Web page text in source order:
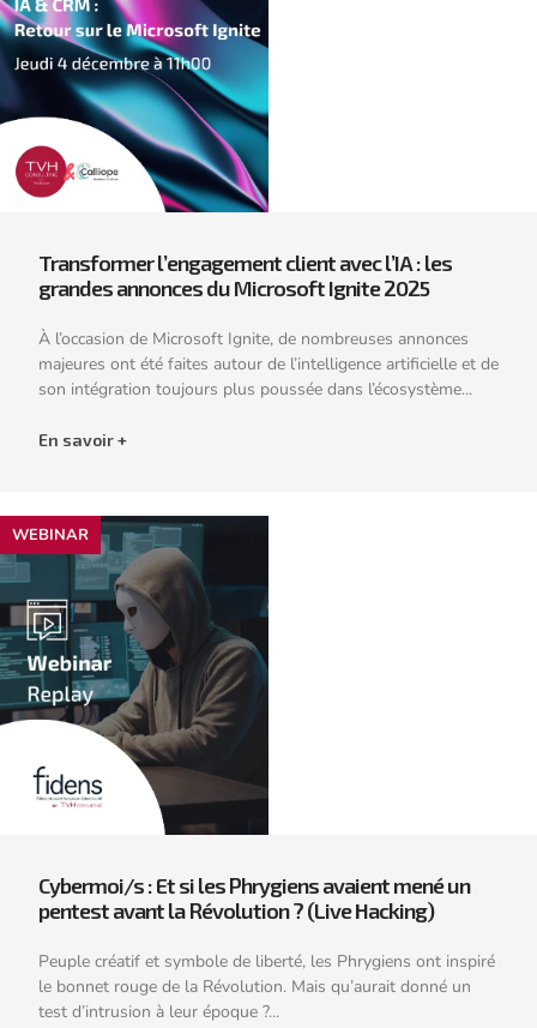
Transformer l’engagement client avec l’IA : les
grandes annonces du Microsoft Ignite 2025
À l’occasion de Microsoft Ignite, de nombreuses annonces
majeures ont été faites autour de l’intelligence artificielle et de
son intégration toujours plus poussée dans l’écosystème...
En savoir +
WEBINAR
Cybermoi/s : Et si les Phrygiens avaient mené un
pentest avant la Révolution ? (Live Hacking)
Peuple créatif et symbole de liberté, les Phrygiens ont inspiré
le bonnet rouge de la Révolution. Mais qu’aurait donné un
test d’intrusion à leur époque ?...